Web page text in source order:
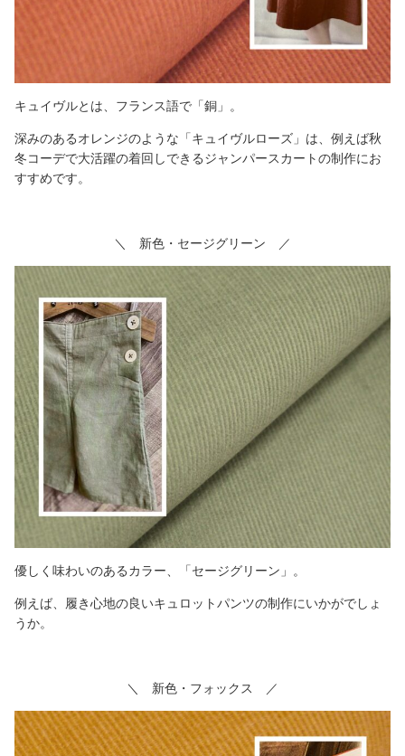
キュイヴルとは、フランス語で「銅」。
深みのあるオレンジのような「キュイヴルローズ」は、例えば秋
冬コーデで大活躍の着回しできるジャンパースカートの制作にお
すすめです。
＼ 新色・セージグリーン ／
優しく味わいのあるカラー、「セージグリーン」。
例えば、履き心地の良いキュロットパンツの制作にいかがでしょ
うか。
＼ 新色・フォックス ／